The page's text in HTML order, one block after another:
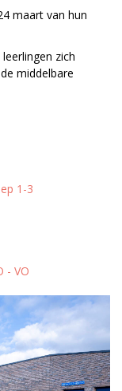
maart van hun
zich
middelbare
1-3
- VO